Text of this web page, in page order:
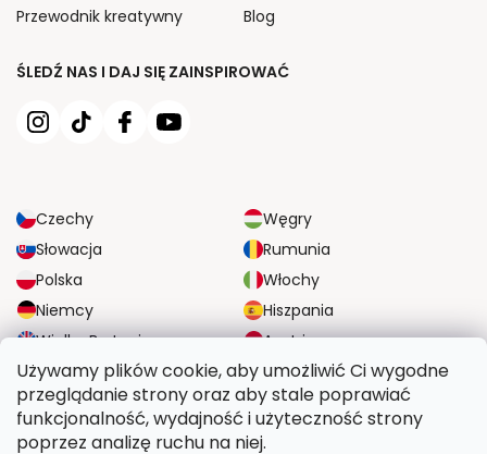
Używamy plików cookie, aby umożliwić Ci wygodne
przeglądanie strony oraz aby stale poprawiać
funkcjonalność, wydajność i użyteczność strony
poprzez analizę ruchu na niej.
ŚLEDŹ NAS I DAJ SIĘ ZAINSPIROWAĆ
Czechy
Węgry
Słowacja
Rumunia
Polska
Włochy
Niemcy
Hiszpania
Wielka Brytania
Austria
Przewodnik kreatywny
Blog
NIEZAWODNE OPCJE DOSTAWY